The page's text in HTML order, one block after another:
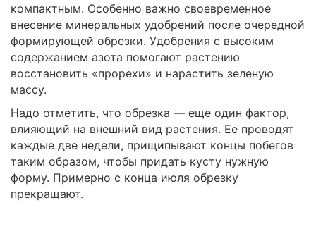
компактным. Особенно важно своевременное
внесение минеральных удобрений после очередной
формирующей обрезки. Удобрения с высоким
содержанием азота помогают растению
восстановить «прорехи» и нарастить зеленую
массу.
Надо отметить, что обрезка — еще один фактор,
влияющий на внешний вид растения. Ее проводят
каждые две недели, прищипывают концы побегов
таким образом, чтобы придать кусту нужную
форму. Примерно с конца июля обрезку
прекращают.